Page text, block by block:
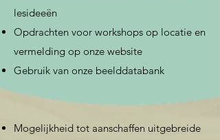
lesideeën
Opdrachten voor workshops op locatie en
vermelding op onze website
Gebruik van onze beelddatabank
Mogelijkheid tot aanschaffen uitgebreide